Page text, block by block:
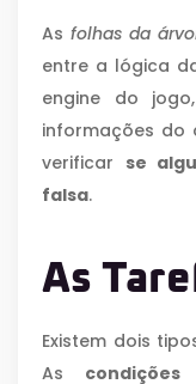
As folhas da
entre a lógica
engine do
informações do
verificar se
falsa.
As
Existem dois
As condições